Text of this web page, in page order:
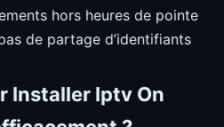
hors heures de pointe
de partage d’identifiants
Installer Iptv On